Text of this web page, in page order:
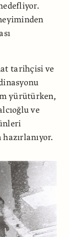
tarihçisi ve
yürütürken,
ve